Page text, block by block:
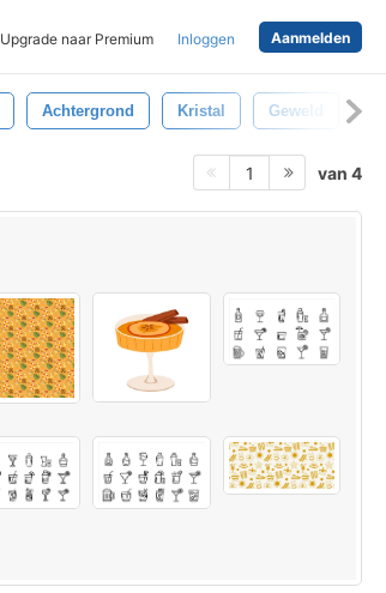
Upgrade naar Premium Inloggen Aanmelden
Achtergrond Kristal Geweld
1 van 4